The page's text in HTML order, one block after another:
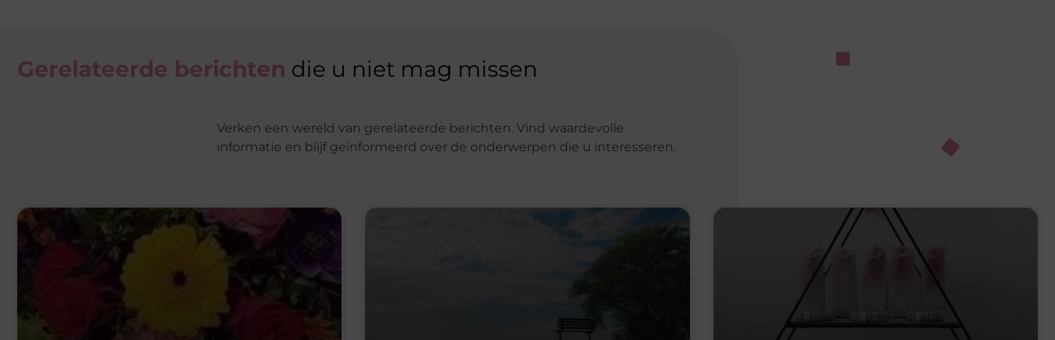
Gerelateerde berichten die u niet mag missen
Verken een wereld van gerelateerde berichten. Vind waardevolle
informatie en blijf geïnformeerd over de onderwerpen die u interesseren.